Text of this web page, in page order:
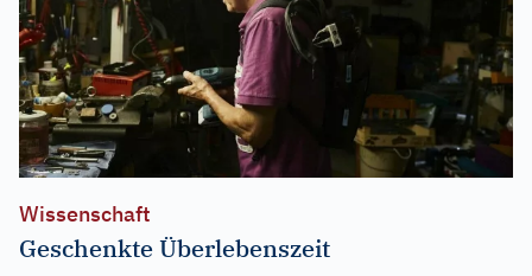
Wissenschaft
Geschenkte Überlebenszeit